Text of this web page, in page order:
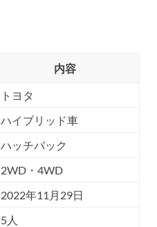
内容
トヨタ
ハイブリッド車
ハッチバック
2WD・4WD
2022年11月29日
5人